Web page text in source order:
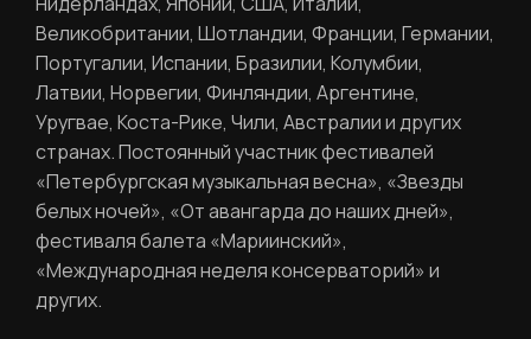
Великобритании, Шотландии, Франции, Германии,
Португалии, Испании, Бразилии, Колумбии,
Латвии, Норвегии, Финляндии, Аргентине,
Уругвае, Коста-Рике, Чили, Австралии и других
странах. Постоянный участник фестивалей
«Петербургская музыкальная весна», «Звезды
белых ночей», «От авангарда до наших дней»,
фестиваля балета «Мариинский»,
«Международная неделя консерваторий» и
других.
Забыли пароль?
Регистрация
Повторите пароль
Нажимая кнопку «Отправить», вы
соглашаетесь справилами обработки
персональных данных
Отправить
Вход в личный кабинет